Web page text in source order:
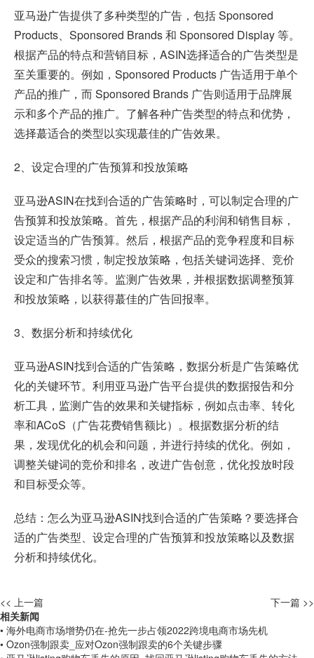
亚马逊广告提供了多种类型的广告，包括 Sponsored
Products、Sponsored Brands 和 Sponsored Display 等。
根据产品的特点和营销目标，ASIN选择适合的广告类型是
至关重要的。例如，Sponsored Products 广告适用于单个
产品的推广，而 Sponsored Brands 广告则适用于品牌展
示和多个产品的推广。了解各种广告类型的特点和优势，
选择蕞适合的类型以实现蕞佳的广告效果。
2、设定合理的广告预算和投放策略
亚马逊ASIN在找到合适的广告策略时，可以制定合理的广
告预算和投放策略。首先，根据产品的利润和销售目标，
设定适当的广告预算。然后，根据产品的竞争程度和目标
受众的搜索习惯，制定投放策略，包括关键词选择、竞价
设定和广告排名等。监测广告效果，并根据数据调整预算
和投放策略，以获得蕞佳的广告回报率。
3、数据分析和持续优化
亚马逊ASIN找到合适的广告策略，数据分析是广告策略优
化的关键环节。利用亚马逊广告平台提供的数据报告和分
析工具，监测广告的效果和关键指标，例如点击率、转化
率和ACoS（广告花费销售额比）。根据数据分析的结
果，发现优化的机会和问题，并进行持续的优化。例如，
调整关键词的竞价和排名，改进广告创意，优化投放时段
和目标受众等。
总结：怎么为亚马逊ASIN找到合适的广告策略？要选择合
适的广告类型、设定合理的广告预算和投放策略以及数据
分析和持续优化。
<< 上一篇
下一篇 >>
相关新闻
• 海外电商市场增势仍在-抢先一步占领2022跨境电商市场先机
• Ozon强制跟卖_应对Ozon强制跟卖的6个关键步骤